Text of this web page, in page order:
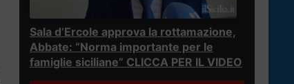
Sala d’Ercole approva la rottamazione,
Abbate: “Norma importante per le
famiglie siciliane” CLICCA PER IL VIDEO